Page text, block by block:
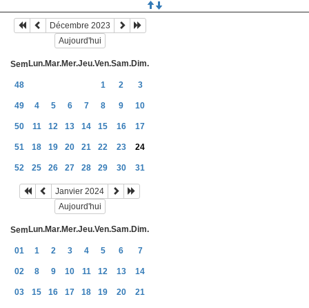
Décembre 2023
Aujourd'hui
Sem Lun.Mar.Mer.Jeu.Ven.Sam.Dim.
48 1 2 3
49 4 5 6 7 8 9 10
50 11 12 13 14 15 16 17
51 18 19 20 21 22 23 24
52 25 26 27 28 29 30 31
Janvier 2024
Aujourd'hui
Sem Lun.Mar.Mer.Jeu.Ven.Sam.Dim.
01 1 2 3 4 5 6 7
02 8 9 10 11 12 13 14
03 15 16 17 18 19 20 21